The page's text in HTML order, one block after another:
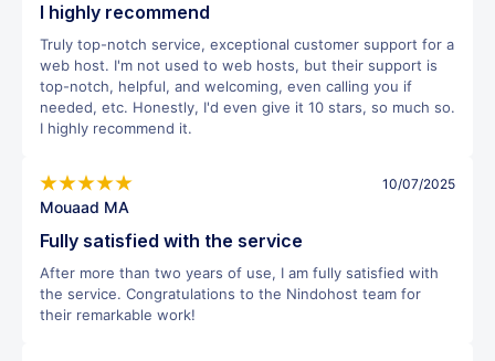
I highly recommend
Truly top-notch service, exceptional customer support for a
web host. I'm not used to web hosts, but their support is
top-notch, helpful, and welcoming, even calling you if
needed, etc. Honestly, I'd even give it 10 stars, so much so.
I highly recommend it.
Mouaad MA
10/07/2025
Fully satisfied with the service
After more than two years of use, I am fully satisfied with
the service. Congratulations to the Nindohost team for
their remarkable work!